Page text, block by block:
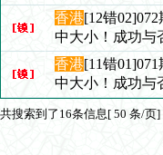
香港[12错
中大小！成功与
香港[11错
中大小！成功与
共搜索到了16条信息[ 50 条/页]